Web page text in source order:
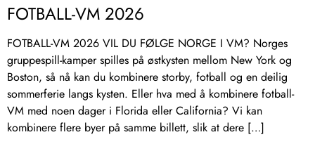
FOTBALL-VM 2026
FOTBALL-VM 2026 VIL DU FØLGE NORGE I VM? Norges
gruppespill-kamper spilles på østkysten mellom New York og
Boston, så nå kan du kombinere storby, fotball og en deilig
sommerferie langs kysten. Eller hva med å kombinere fotball-
VM med noen dager i Florida eller California? Vi kan
kombinere flere byer på samme billett, slik at dere […]